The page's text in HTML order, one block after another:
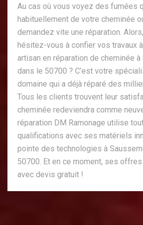
Au cas où vous voyez des fumées
habituellement de votre cheminée
demandez vite une réparation.
hésitez-vous à confier vos travaux
artisan en réparation de cheminée à
dans le 50700 ? C’est votre
domaine qui a déjà réparé des
Tous les clients trouvent leur
cheminée redeviendra comme
réparation DM Ramonage utilise
qualifications avec ses matériels
pointe des technologies à
50700. Et en ce moment, ses
avec devis gratuit !